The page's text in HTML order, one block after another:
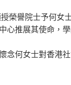
榮譽院士予何女
心推展其使命，
念何女士對香港